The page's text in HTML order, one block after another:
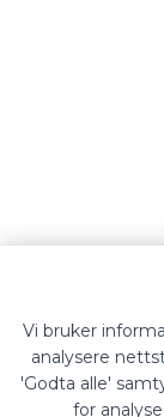
Vi bruker
analysere
'Godta alle'
for